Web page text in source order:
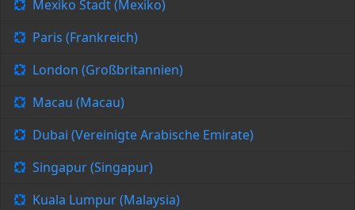
Mexiko Stadt (Mexiko)
Paris (Frankreich)
London (Großbritannien)
Macau (Macau)
Dubai (Vereinigte Arabische Emirate)
Singapur (Singapur)
Kuala Lumpur (Malaysia)